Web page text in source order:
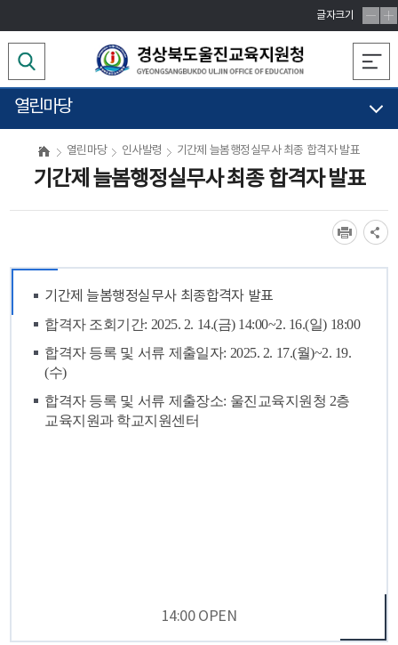
글자크기
열린마당
열린마당 인사발령 기간제 늘봄행정실무사 최종 합격자 발표
기간제 늘봄행정실무사 최종 합격자 발표
기간제 늘봄행정실무사 최종합격자 발표
합격자 조회기간: 2025. 2. 14.(금) 14:00~2. 16.(일) 18:00
합격자 등록 및 서류 제출일자: 2025. 2. 17.(월)~2. 19.
(수)
합격자 등록 및 서류 제출장소: 울진교육지원청 2층
교육지원과 학교지원센터
14:00 OPEN